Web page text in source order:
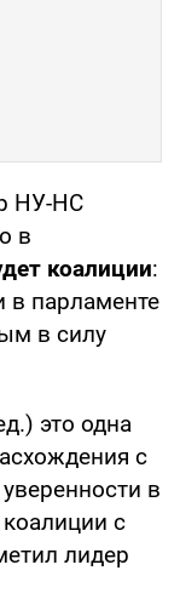
НУ-НС
в
коалиции:
в парламенте
в силу
это одна
с
в
с
лидер